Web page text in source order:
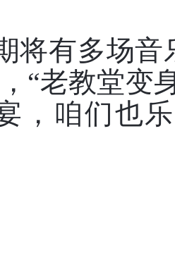
将有多场
“老教堂变
，咱们也